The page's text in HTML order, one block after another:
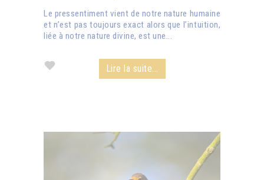
Le pressentiment vient de notre nature humaine
et n’est pas toujours exact alors que l’intuition,
liée à notre nature divine, est une...
Lire la suite...